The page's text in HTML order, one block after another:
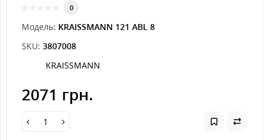
0
Модель: KRAISSMANN 121 ABL 8
SKU: 3807008
KRAISSMANN
2071 грн.